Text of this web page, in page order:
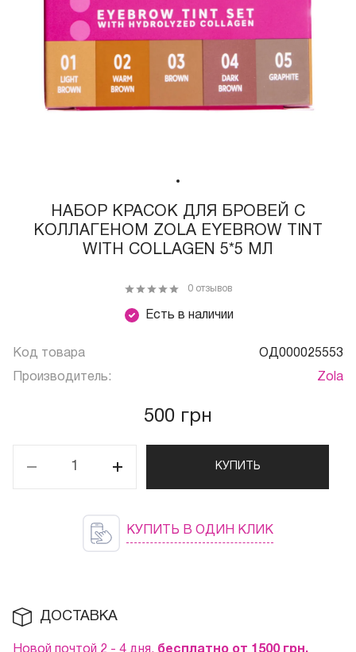
НАБОР КРАСОК ДЛЯ БРОВЕЙ С
КОЛЛАГЕНОМ ZOLA EYEBROW TINT
WITH COLLAGEN 5*5 МЛ
Есть в наличии
0 отзывов
Код товара ОД000025553
Производитель: Zola
500 грн
КУПИТЬ
КУПИТЬ В ОДИН КЛИК
ДОСТАВКА